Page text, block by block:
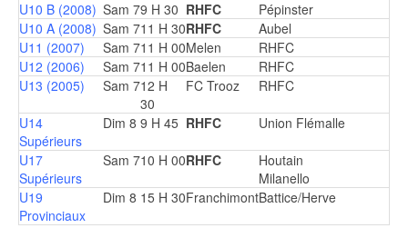
U10 B (2008) Sam 79 H 30 RHFC
Pépinster
U10 A (2008) Sam 711 H 30RHFC
Aubel
U11 (2007)
Sam 711 H 00Melen
RHFC
U12 (2006)
Sam 711 H 00Baelen
RHFC
U13 (2005)
Sam 712 H
30
FC Trooz RHFC
U14
Supérieurs
Dim 8 9 H 45 RHFC Union Flémalle
U17
Supérieurs
Sam 710 H 00RHFC
Houtain
Milanello
U19
Provinciaux
Dim 8 15 H 30FranchimontBattice/Herve